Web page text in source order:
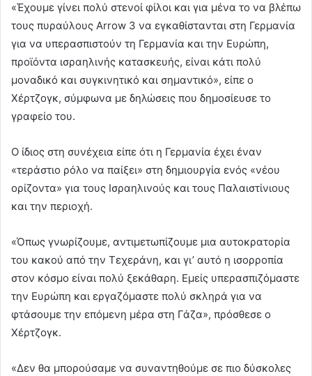
«Έχουμε γίνει πολύ στενοί φίλοι και για μένα το να βλέπω
τους πυραύλους Arrow 3 να εγκαθίστανται στη Γερμανία
για να υπερασπιστούν τη Γερμανία και την Ευρώπη,
προϊόντα ισραηλινής κατασκευής, είναι κάτι πολύ
μοναδικό και συγκινητικό και σημαντικό», είπε ο
Χέρτζογκ, σύμφωνα με δηλώσεις που δημοσίευσε το
γραφείο του.
Ο ίδιος στη συνέχεια είπε ότι η Γερμανία έχει έναν
«τεράστιο ρόλο να παίξει» στη δημιουργία ενός «νέου
ορίζοντα» για τους Ισραηλινούς και τους Παλαιστίνιους
και την περιοχή.
«Όπως γνωρίζουμε, αντιμετωπίζουμε μια αυτοκρατορία
του κακού από την Τεχεράνη, και γι’ αυτό η ισορροπία
στον κόσμο είναι πολύ ξεκάθαρη. Εμείς υπερασπιζόμαστε
την Ευρώπη και εργαζόμαστε πολύ σκληρά για να
φτάσουμε την επόμενη μέρα στη Γάζα», πρόσθεσε ο
Χέρτζογκ.
«Δεν θα μπορούσαμε να συναντηθούμε σε πιο δύσκολες